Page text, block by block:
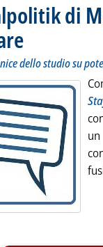
di
dello studio su